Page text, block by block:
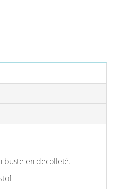
buste en decolleté.